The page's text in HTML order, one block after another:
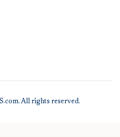
All rights reserved.